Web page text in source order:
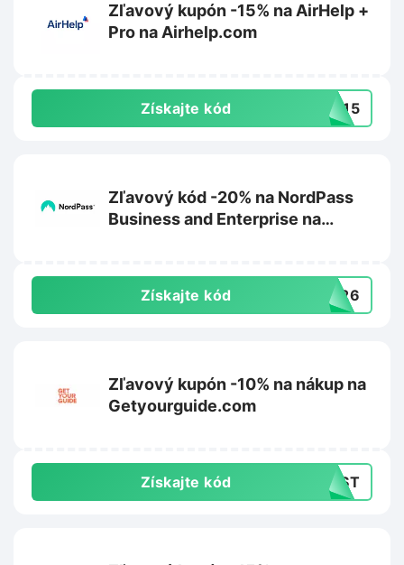
Zľavový kupón -15% na AirHelp +
Pro na Airhelp.com
Získajte kód ZY15
Zľavový kód -20% na NordPass
Business and Enterprise na
Získajte kód ER26
Zľavový kupón -10% na nákup na
Getyourguide.com
Získajte kód IRST